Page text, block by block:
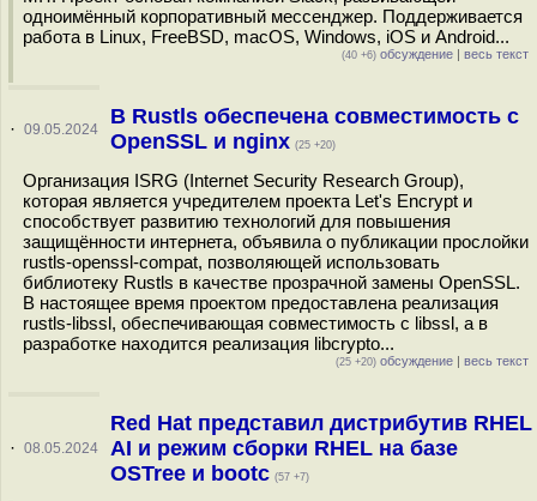
одноимённый корпоративный мессенджер. Поддерживается
работа в Linux, FreeBSD, macOS, Windows, iOS и Android...
(40 +6) обсуждение | весь текст
· 09.05.2024
В Rustls обеспечена совместимость с
OpenSSL и nginx (25 +20)
Организация ISRG (Internet Security Research Group),
которая является учредителем проекта Let's Encrypt и
способствует развитию технологий для повышения
защищённости интернета, объявила о публикации прослойки
rustls-openssl-compat, позволяющей использовать
библиотеку Rustls в качестве прозрачной замены OpenSSL.
В настоящее время проектом предоставлена реализация
rustls-libssl, обеспечивающая совместимость с libssl, а в
разработке находится реализация libcrypto...
(25 +20) обсуждение | весь текст
· 08.05.2024
Red Hat представил дистрибутив RHEL
AI и режим сборки RHEL на базе
OSTree и bootc (57 +7)